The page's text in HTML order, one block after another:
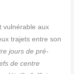
vul­né­rable aux
tra­jets entre son
jours de pré­
de centre